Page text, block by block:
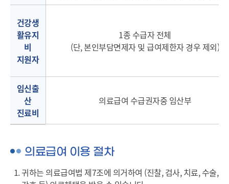
건강생
활유지
비
지원자
1종 수급자 전체
(단, 본인부담면제자 및 급여제한자 경우 제외)
임신출
산
진료비
의료급여 수급권자중 임산부
의료급여 이용 절차
귀하는 의료급여법 제7조에 의거하여 (진찰, 검사, 치료, 수술,